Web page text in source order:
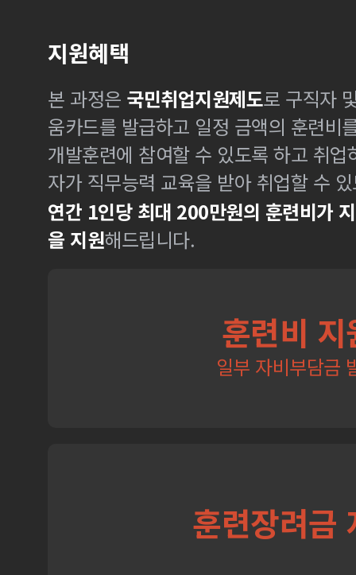
지원혜택
본 과정은 국민취업지원제도로 구직자
움카드를 발급하고 일정 금액의 훈련비
개발훈련에 참여할 수 있도록 하고 취
자가 직무능력 교육을 받아 취업할 수
연간 1인당 최대 200만원의 훈련비가
을 지원해드립니다.
훈련비 지
일부 자비부담금
훈련장려금